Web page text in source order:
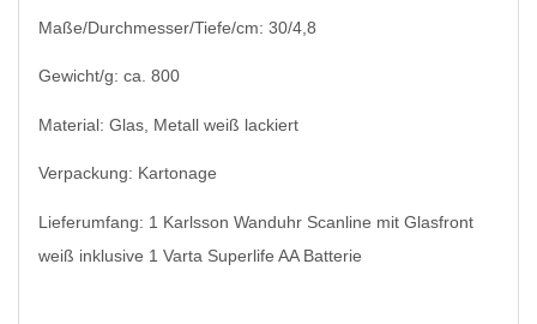
Maße/Durchmesser/Tiefe/cm: 30/4,8
Gewicht/g: ca. 800
Material: Glas, Metall weiß lackiert
Verpackung: Kartonage
Lieferumfang: 1 Karlsson Wanduhr Scanline mit Glasfront
weiß inklusive 1 Varta Superlife AA Batterie